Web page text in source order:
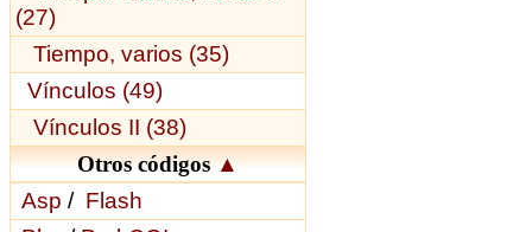
(27)
Tiempo, varios (35)
Vínculos (49)
Vínculos II (38)
Otros códigos▲
Asp / Flash